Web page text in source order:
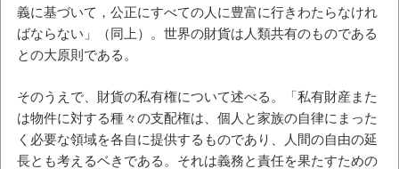
義に基づいて，公正にすべての人に豊富に行きわたらなけれ
ばならない」（同上）。世界の財貨は人類共有のものである
との大原則である。
そのうえで、財貨の私有権について述べる。「私有財産また
は物件に対する種々の支配権は、個人と家族の自律にまった
く必要な領域を各自に提供するものであり、人間の自由の延
長とも考えるベきである。それは義務と責任を果たすための